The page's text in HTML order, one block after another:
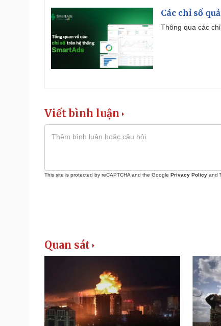
Các chỉ số
Thông qua các
Viết bình luận
This site is protected by reCAPTCHA and the Google Privacy Policy and
Quan sát